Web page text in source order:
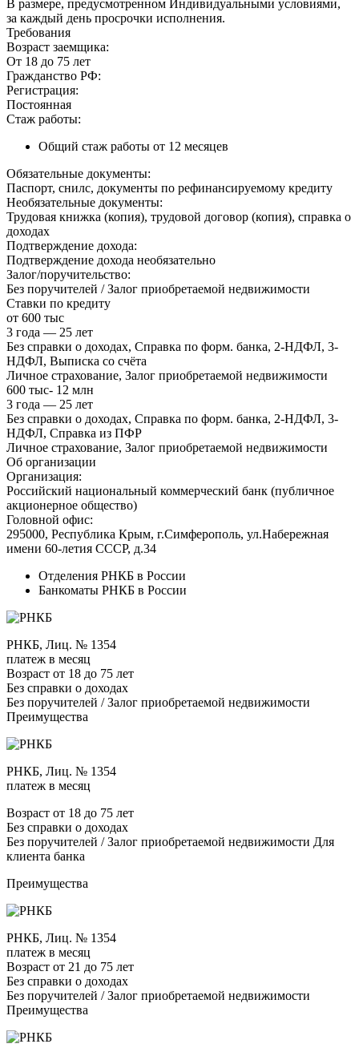
В размере, предусмотренном Индивидуальными условиями,
за каждый день просрочки исполнения.
Требования
Возраст заемщика:
От 18 до 75 лет
Гражданство РФ:
Регистрация:
Постоянная
Стаж работы:
Общий стаж работы от 12 месяцев
Обязательные документы:
Паспорт, снилс, документы по рефинансируемому кредиту
Необязательные документы:
Трудовая книжка (копия), трудовой договор (копия), справка о
доходах
Подтверждение дохода:
Подтверждение дохода необязательно
Залог/поручительство:
Без поручителей / Залог приобретаемой недвижимости
Ставки по кредиту
от 600 тыс
3 года — 25 лет
Без справки о доходах, Справка по форм. банка, 2-НДФЛ, 3-
НДФЛ, Выписка со счёта
Личное страхование, Залог приобретаемой недвижимости
600 тыс- 12 млн
3 года — 25 лет
Без справки о доходах, Справка по форм. банка, 2-НДФЛ, 3-
НДФЛ, Справка из ПФР
Личное страхование, Залог приобретаемой недвижимости
Об организации
Организация:
Российский национальный коммерческий банк (публичное
акционерное общество)
Головной офис:
295000, Республика Крым, г.Симферополь, ул.Набережная
имени 60-летия СССР, д.34
Отделения РНКБ в России
Банкоматы РНКБ в России
РНКБ, Лиц. № 1354
платеж в месяц
Возраст от 18 до 75 лет
Без справки о доходах
Без поручителей / Залог приобретаемой недвижимости
Преимущества
РНКБ, Лиц. № 1354
платеж в месяц
Возраст от 18 до 75 лет
Без справки о доходах
Без поручителей / Залог приобретаемой недвижимости Для
клиента банка
Преимущества
РНКБ, Лиц. № 1354
платеж в месяц
Возраст от 21 до 75 лет
Без справки о доходах
Без поручителей / Залог приобретаемой недвижимости
Преимущества